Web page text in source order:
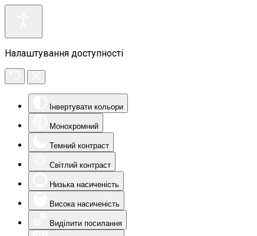
Налаштування доступності
Інвертувати кольори
Монохромний
Темний контраст
Світлий контраст
Низька насиченість
Висока насиченість
Виділити посилання